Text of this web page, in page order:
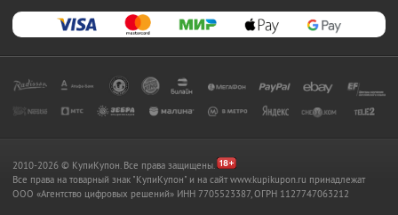
2010-2026 © КупиКупон. Все права защищены.
Все права на товарный знак "КупиКупон" и на сайт www.kupikupon.ru принадлежат
OOO «Агентство цифровых решений» ИНН 7705523387, ОГРН 1127747063212